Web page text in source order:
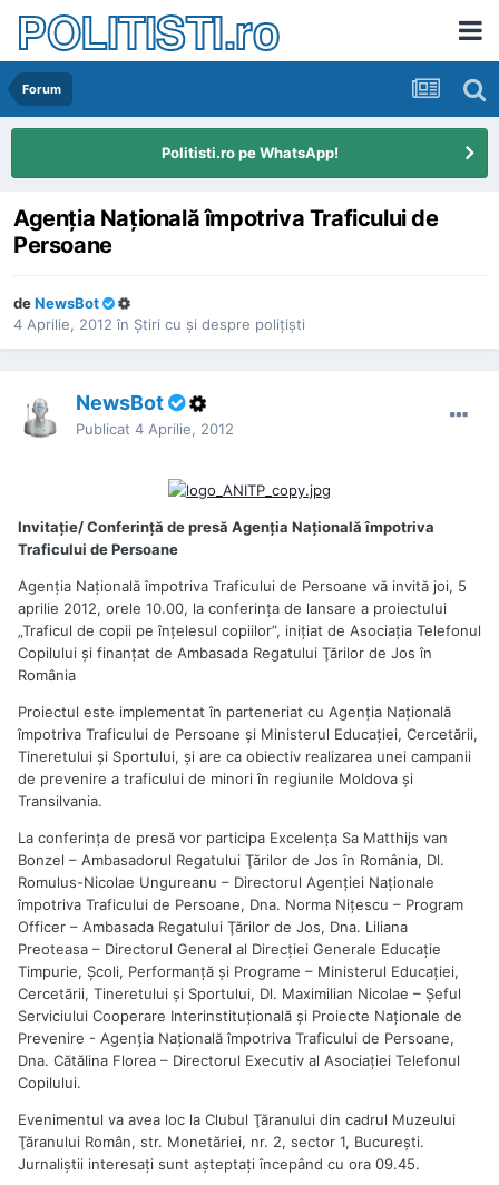
POLITISTI.ro
Forum
Politisti.ro pe WhatsApp!
Agenţia Naţională împotriva Traficului de
Persoane
deNewsBot
4 Aprilie, 2012 în Ştiri cu şi despre poliţişti
NewsBot
Publicat 4 Aprilie, 2012
Invitație/ Conferință de presă Agenţia Naţională împotriva
Traficului de Persoane
Agenţia Naţională împotriva Traficului de Persoane vă invită joi, 5
aprilie 2012, orele 10.00, la conferinţa de lansare a proiectului
„Traficul de copii pe înţelesul copiilor”, iniţiat de Asociaţia Telefonul
Copilului şi finanţat de Ambasada Regatului Ţărilor de Jos în
România
Proiectul este implementat în parteneriat cu Agenţia Naţională
împotriva Traficului de Persoane şi Ministerul Educaţiei, Cercetării,
Tineretului şi Sportului, şi are ca obiectiv realizarea unei campanii
de prevenire a traficului de minori în regiunile Moldova şi
Transilvania.
La conferinţa de presă vor participa Excelenţa Sa Matthijs van
Bonzel – Ambasadorul Regatului Ţărilor de Jos în România, Dl.
Romulus-Nicolae Ungureanu – Directorul Agenţiei Naţionale
împotriva Traficului de Persoane, Dna. Norma Niţescu – Program
Officer – Ambasada Regatului Ţărilor de Jos, Dna. Liliana
Preoteasa – Directorul General al Direcţiei Generale Educaţie
Timpurie, Şcoli, Performanţă şi Programe – Ministerul Educaţiei,
Cercetării, Tineretului şi Sportului, Dl. Maximilian Nicolae – Şeful
Serviciului Cooperare Interinstituţională şi Proiecte Naţionale de
Prevenire - Agenţia Naţională împotriva Traficului de Persoane,
Dna. Cătălina Florea – Directorul Executiv al Asociaţiei Telefonul
Copilului.
Evenimentul va avea loc la Clubul Ţăranului din cadrul Muzeului
Ţăranului Român, str. Monetăriei, nr. 2, sector 1, Bucureşti.
Jurnaliştii interesaţi sunt aşteptaţi începând cu ora 09.45.